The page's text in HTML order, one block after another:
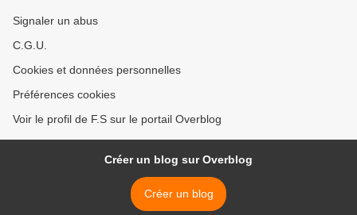
Signaler un abus
C.G.U.
Cookies et données personnelles
Préférences cookies
Voir le profil de F.S sur le portail Overblog
Créer un blog sur Overblog
Créer un blog